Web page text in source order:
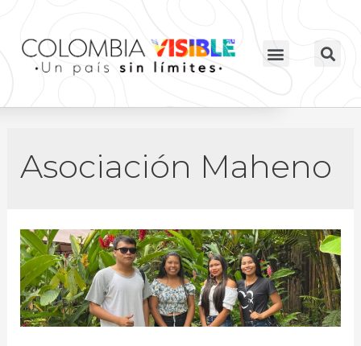
Asociación Maheno